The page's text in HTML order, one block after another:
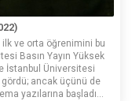
ilk ve orta öğrenimini bu
Basın Yayın Yüksek
İstanbul Üniversitesi
gördü; ancak üçünü de
yazılarına başladı...